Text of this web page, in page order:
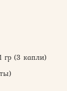
гр (3 капли)